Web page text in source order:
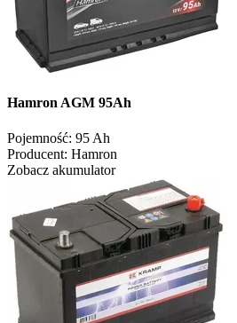
Hamron AGM 95Ah
Pojemność: 95 Ah
Producent: Hamron
Zobacz akumulator